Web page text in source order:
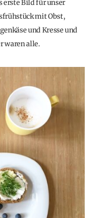
erste Bild für unser
mit Obst,
und Kresse und
waren alle.